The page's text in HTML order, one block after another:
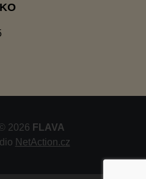
2026 FLAVA
NetAction.cz